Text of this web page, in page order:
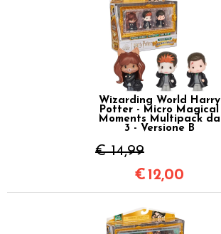
Wizarding World Harry
Potter - Micro Magical
Moments Multipack da
3 - Versione B
€ 14,99
€ 12,00